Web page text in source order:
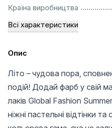
Країна виробництва
Всі характеристики
Опис
Літо – чудова пора,
подій! Додай фарб у свій
лаків Global Fashion
ніжні пастельні відтінки